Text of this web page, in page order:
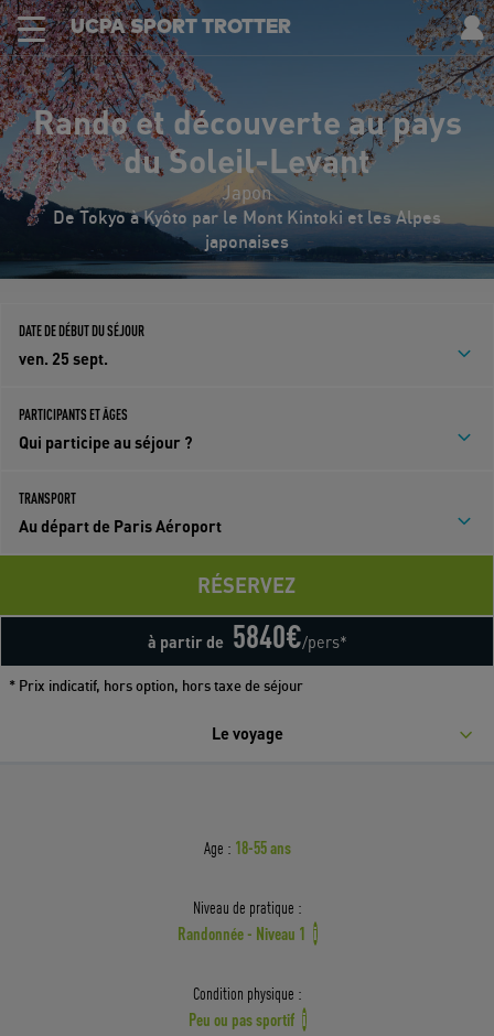
UCPA SPORT TROTTER
Rando et découverte au pays
du Soleil-Levant
Japon
De Tokyo à Kyôto par le Mont Kintoki et les Alpes
japonaises
DATE DE DÉBUT DU SÉJOUR
ven. 25 sept.
PARTICIPANTS ET ÂGES
Qui participe au séjour ?
TRANSPORT
Au départ de Paris Aéroport
à partir de 5840€/pers*
RÉSERVEZ
* Prix indicatif, hors option, hors taxe de séjour
Le voyage
Age : 18-55 ans
Niveau de pratique :
Randonnée - Niveau 1 i
Condition physique :
Peu ou pas sportif i